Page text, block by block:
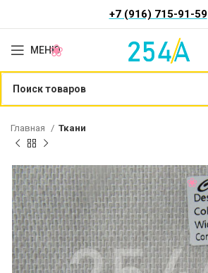
+7 (916) 715-91-59
МЕНЮ
Главная Ткани